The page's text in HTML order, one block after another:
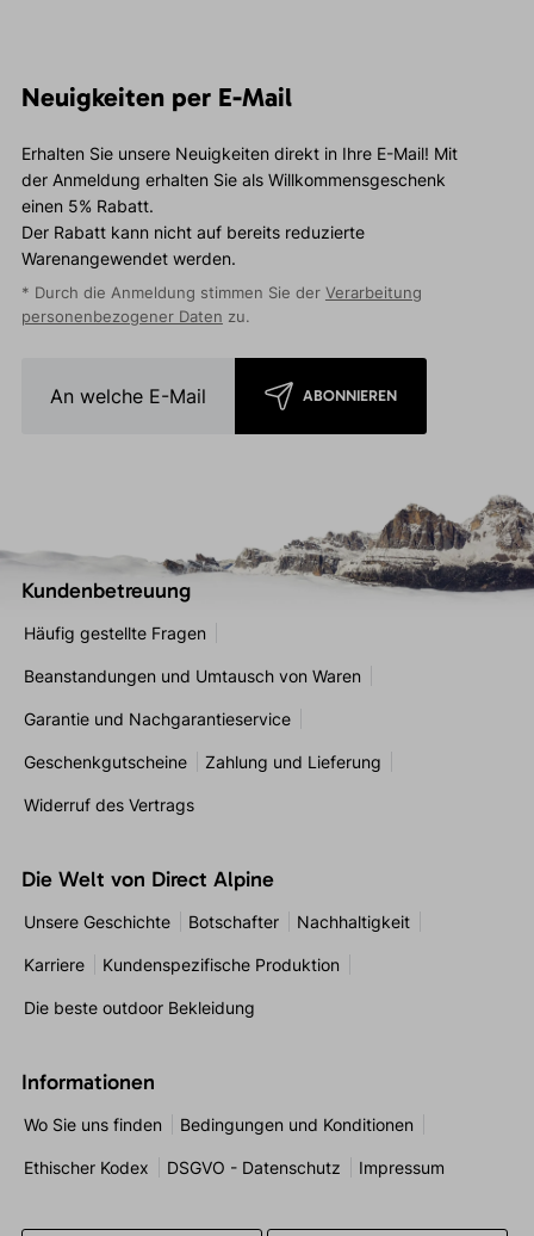
Neuigkeiten per E-Mail
Erhalten Sie unsere Neuigkeiten direkt in Ihre E-Mail! Mit
der Anmeldung erhalten Sie als Willkommensgeschenk
einen 5% Rabatt.
Der Rabatt kann nicht auf bereits reduzierte
Warenangewendet werden.
* Durch die Anmeldung stimmen Sie der Verarbeitung
personenbezogener Daten zu.
ABONNIEREN
Kundenbetreuung
Häufig gestellte Fragen
Beanstandungen und Umtausch von Waren
Garantie und Nachgarantieservice
Geschenkgutscheine Zahlung und Lieferung
Widerruf des Vertrags
Die Welt von Direct Alpine
Unsere Geschichte Botschafter Nachhaltigkeit
Karriere Kundenspezifische Produktion
Die beste outdoor Bekleidung
Informationen
Wo Sie uns finden Bedingungen und Konditionen
Ethischer Kodex DSGVO - Datenschutz Impressum